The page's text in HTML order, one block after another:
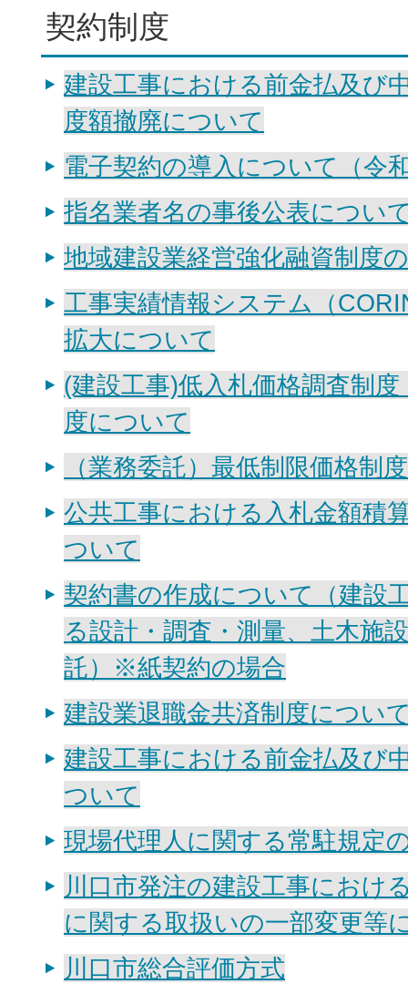
契約制度
建設工事における前金払及び
度額撤廃について
電子契約の導入について（令
指名業者名の事後公表につい
地域建設業経営強化融資制度
工事実績情報システム（
拡大について
(建設工事)低入札価格調査制
度について
（業務委託）最低制限価格制
公共工事における入札金額積
ついて
契約書の作成について（建設
る設計・調査・測量、土木施
託）※紙契約の場合
建設業退職金共済制度につい
建設工事における前金払及び
ついて
現場代理人に関する常駐規定
川口市発注の建設工事におけ
に関する取扱いの一部変更等
川口市総合評価方式